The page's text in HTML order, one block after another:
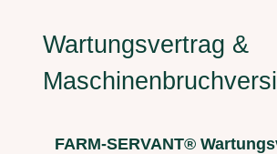
Wartungsvertrag &
FARM-SERVANT®